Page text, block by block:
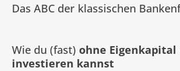
Das ABC der klassischen
Wie du (fast) ohne
investieren kannst